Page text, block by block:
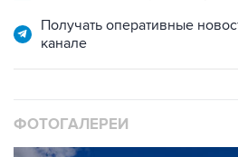
Получать оперативные
канале
ФОТОГАЛЕРЕИ